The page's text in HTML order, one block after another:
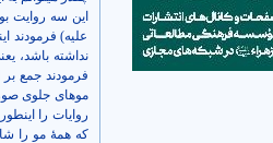
این سه روایت
علیه) فرمودند
نداشته باشد،
فرمودند جمع بر
موهای جلوی
روایات را
که همۀ مو را